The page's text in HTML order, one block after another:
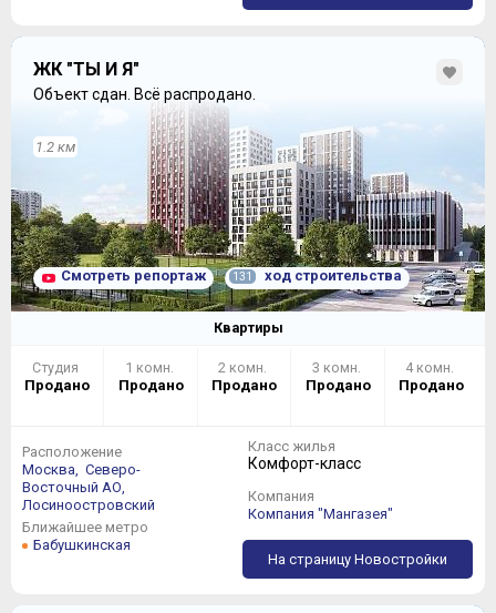
ЖК "ТЫ И Я"
Объект сдан. Всё распродано.
1.2 км
Смотреть репортаж 131 ход строительства
Квартиры
Студия
Продано
1 комн.
Продано
2 комн.
Продано
3 комн.
Продано
4 комн.
Продано
Расположение
Москва,
Северо-
Восточный АО,
Лосиноостровский
Ближайшее метро
Бабушкинская
Класс жилья
Комфорт-класс
Компания
Компания "Мангазея"
На страницу Новостройки